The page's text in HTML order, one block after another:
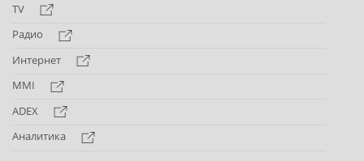
TV
Радио
Интернет
MMI
ADEX
Аналитика